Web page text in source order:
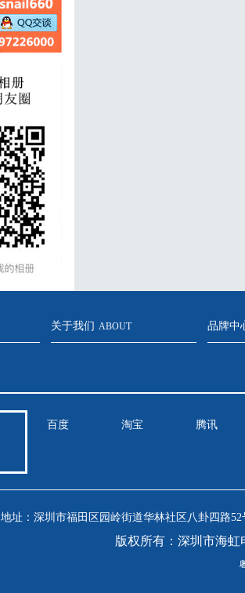
关于我们 ABOUT 品牌中
百度 淘宝 腾讯
地址：深圳市福田区园岭街道华林社区八卦四
版权所有：深圳市海